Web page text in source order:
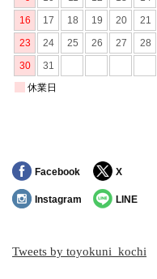
Facebook X
Instagram LINE
Tweets by toyokuni_kochi